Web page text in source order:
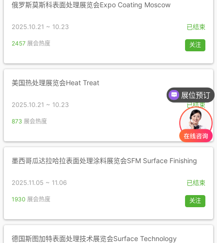
俄罗斯莫斯科表面处理展览会Expo Coating Moscow
2025.10.21 ~ 10.23 已结束
2457 展会热度 关注
美国热处理展览会Heat Treat
2025.10.21 ~ 10.23 已结束
873 展会热度 关注
墨西哥瓜达拉哈拉表面处理涂料展览会SFM Surface Finishing
2025.11.05 ~ 11.06 已结束
1930 展会热度 关注
德国斯图加特表面处理技术展览会Surface Technology
展位预订